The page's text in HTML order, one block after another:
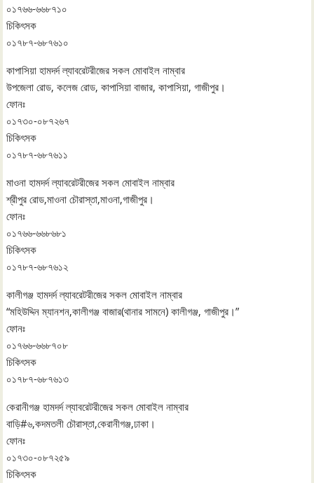
০১৭৬৬-৬৬৮৭১০
চিকিৎসক
০১৭৮৭-৬৮৭৬১০
কাপাসিয়া হামদর্দ ল্যাবরেটরীজের সকল মোবাইল নাম্বার
উপজেলা রোড, কলেজ রোড, কাপাসিয়া বাজার, কাপাসিয়া, গাজীপুর।
ফোনঃ
০১৭৩০-০৮৭২৬৭
চিকিৎসক
০১৭৮৭-৬৮৭৬১১
মাওনা হামদর্দ ল্যাবরেটরীজের সকল মোবাইল নাম্বার
শ্রীপুর রোড,মাওনা চৌরাস্তা,মাওনা,গাজীপুর।
ফোনঃ
০১৭৬৬-৬৬৮৬৮১
চিকিৎসক
০১৭৮৭-৬৮৭৬১২
কালীগঞ্জ হামদর্দ ল্যাবরেটরীজের সকল মোবাইল নাম্বার
“মহিউদ্দিন ম্যানশন,কালীগঞ্জ বাজার(থানার সামনে) কালীগঞ্জ, গাজীপুর।”
ফোনঃ
০১৭৬৬-৬৬৮৭০৮
চিকিৎসক
০১৭৮৭-৬৮৭৬১৩
কেরানীগঞ্জ হামদর্দ ল্যাবরেটরীজের সকল মোবাইল নাম্বার
বাড়ি#৬,কদমতলী চৌরাস্তা,কেরানীগঞ্জ,ঢাকা।
ফোনঃ
০১৭৩০-০৮৭২৫৯
চিকিৎসক